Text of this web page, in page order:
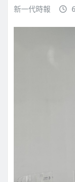
新一代時報